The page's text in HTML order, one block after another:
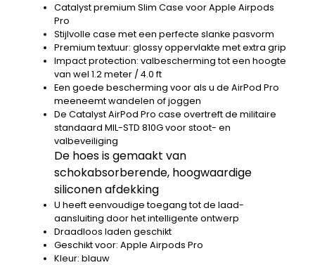
Catalyst premium Slim Case voor Apple Airpods
Pro
Stijlvolle case met een perfecte slanke pasvorm
Premium textuur: glossy oppervlakte met extra grip
Impact protection: valbescherming tot een hoogte
van wel 1.2 meter / 4.0 ft
Een goede bescherming voor als u de AirPod Pro
meeneemt wandelen of joggen
De Catalyst AirPod Pro case overtreft de militaire
standaard MIL-STD 810G voor stoot- en
valbeveiliging
De hoes is gemaakt van
schokabsorberende, hoogwaardige
siliconen afdekking
U heeft eenvoudige toegang tot de laad-
aansluiting door het intelligente ontwerp
Draadloos laden geschikt
Geschikt voor: Apple Airpods Pro
Kleur: blauw